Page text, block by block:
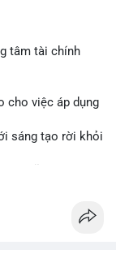
tâm tài chính
cho việc áp dụng
sáng tạo rời khỏi
#blockchain